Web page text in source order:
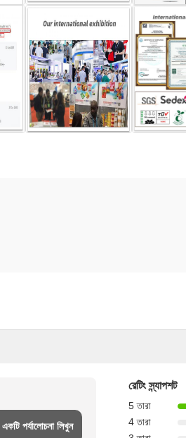
একটি পর্যালোচনা লিখুন
রেটিং স্ন্যাপশট
5 তারা
4 তারা